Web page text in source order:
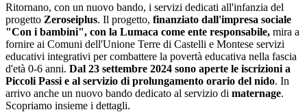
Ritornano, con un nuovo bando, i servizi dedicati all'infanzia del
progetto Zeroseiplus. Il progetto, finanziato dall'impresa sociale
"Con i bambini", con la Lumaca come ente responsabile, mira a
fornire ai Comuni dell'Unione Terre di Castelli e Montese servizi
educativi integrativi per combattere la povertà educativa nella fascia
d'età 0-6 anni. Dal 23 settembre 2024 sono aperte le iscrizioni a
Piccoli Passi e al servizio di prolungamento orario del nido. In
arrivo anche un nuovo bando dedicato al servizio di maternage.
Scopriamo insieme i dettagli.